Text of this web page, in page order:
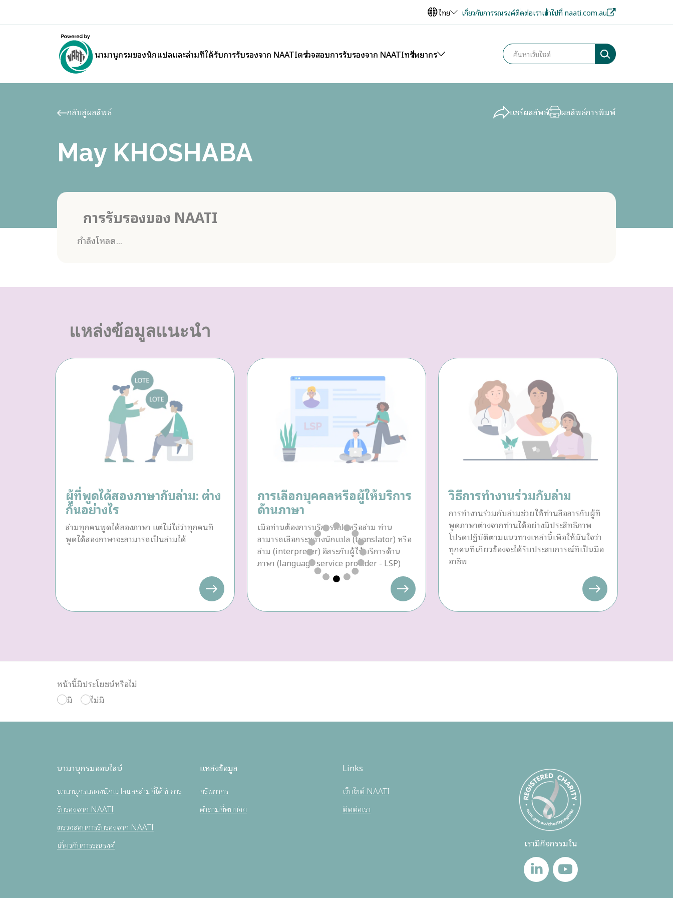
ไทย เกี่ยวกับการรณรงค์ติดต่อเราเข้าไปที่ naati.com.au
นามานุกรมของนักแปลและล่ามที่ได้รับการรับรองจาก NAATIตรวจสอบการรับรองจาก NAATIทรัพยากร
กลับสู่ผลลัพธ์ แชร์ผลลัพธ์ ผลลัพธ์การพิมพ์
May KHOSHABA
การรับรองของ NAATI
กำลังโหลด...
แหล่งข้อมูลแนะนำ
ผู้ที่พูดได้สองภาษากับล่าม: ต่าง
กันอย่างไร
ล่ามทุกคนพูดได้สองภาษา แต่ไม่ใช่ว่าทุกคนที่
พูดได้สองภาษาจะสามารถเป็นล่ามได้
การเลือกบุคคลหรือผู้ให้บริการ
ด้านภาษา
เมื่อท่านต้องการบริการแปลหรือล่าม ท่าน
สามารถเลือกระหว่างนักแปล (translator) หรือ
ล่าม (interpreter) อิสระกับผู้ให้บริการด้าน
ภาษา (language service provider - LSP)
วิธีการทำงานร่วมกับล่าม
การทำงานร่วมกับล่ามช่วยให้ท่านสื่อสารกับผู้ที่
พูดภาษาต่างจากท่านได้อย่างมีประสิทธิภาพ
โปรดปฏิบัติตามแนวทางเหล่านี้เพื่อให้มั่นใจว่า
ทุกคนที่เกี่ยวข้องจะได้รับประสบการณ์ที่เป็นมือ
อาชีพ
หน้านี้มีประโยชน์หรือไม่
มี
ไม่มี
นามานุกรมออนไลน์
นามานุกรมของนักแปลและล่ามที่ได้รับการ
รับรองจาก NAATI
ตรวจสอบการรับรองจาก NAATI
เกี่ยวกับการรณรงค์
แหล่งข้อมูล
ทรัพยากร
คำถามที่พบบ่อย
Links
เว็บไซต์ NAATI
ติดต่อเรา
เรามีกิจกรรมใน